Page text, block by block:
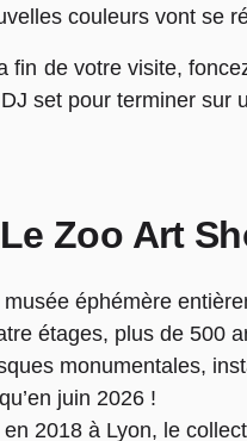
couleurs vont se
fin de votre visite,
set pour terminer sur
Le Zoo Art
musée éphémère
étages, plus de 500
monumentales,
juin 2026 !
en 2018 à Lyon, le